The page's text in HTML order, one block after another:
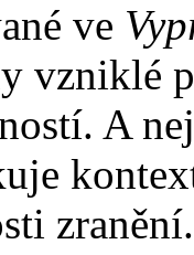
ve
vzniklé
A